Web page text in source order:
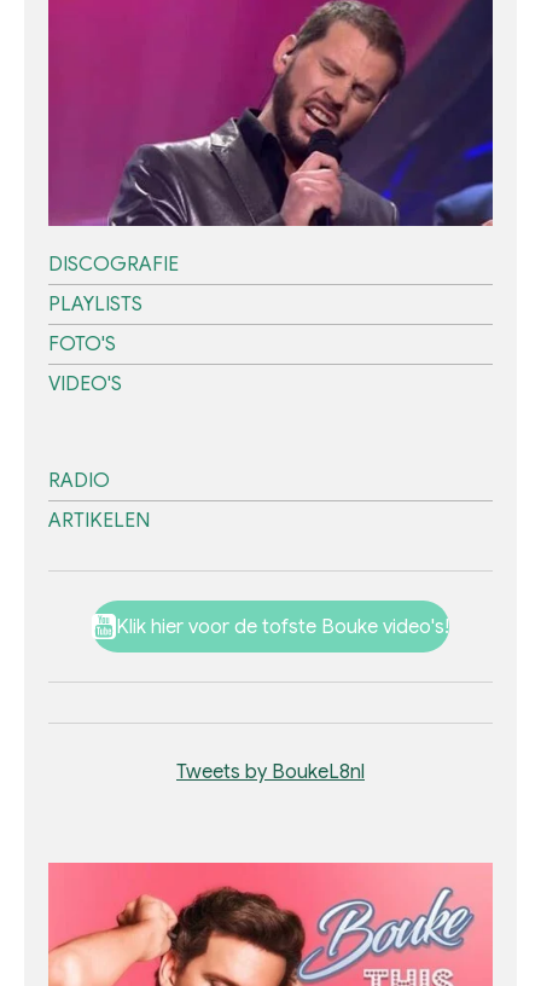
DISCOGRAFIE
PLAYLISTS
FOTO'S
VIDEO'S
RADIO
ARTIKELEN
Klik hier voor de tofste Bouke video's!
Tweets by BoukeL8nl